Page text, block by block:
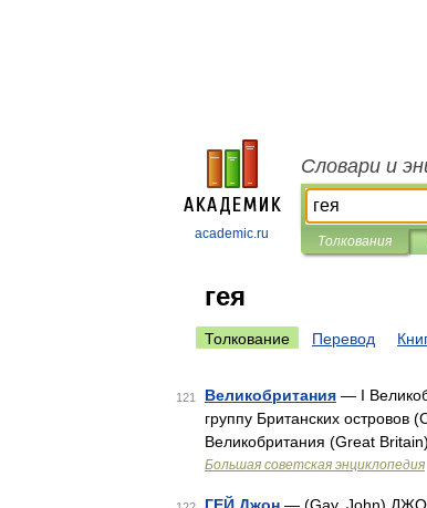
academic.ru
Словари и
Толкования
гея
Толкование Перевод
121 Великобритания — I
группу Британских островов
Великобритания (Great
Большая советская энциклопедия